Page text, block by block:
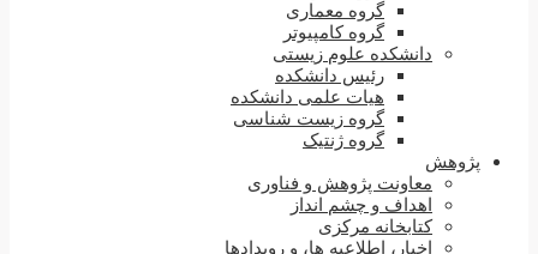
گروه معماری
گروه کامپیوتر
دانشکده علوم زیستی
رئیس دانشکده
هیات علمی دانشکده
گروه زیست شناسی
گروه ژنتیک
پژوهش
معاونت پژوهش و فناوری
اهداف و چشم انداز
کتابخانه مرکزی
اخبار، اطلاعیه ها، و رویدادها